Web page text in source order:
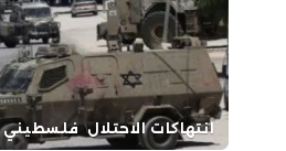
انتهاكات الاحتلال فلسطيني